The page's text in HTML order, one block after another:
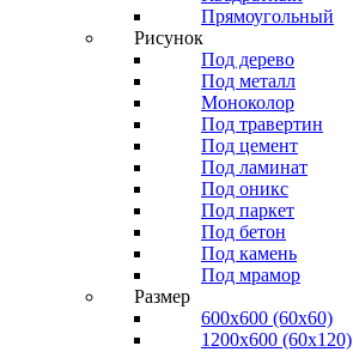
Прямоугольный
Рисунок
Под дерево
Под металл
Моноколор
Под травертин
Под цемент
Под ламинат
Под оникс
Под паркет
Под бетон
Под камень
Под мрамор
Размер
600х600 (60х60)
1200х600 (60х120)